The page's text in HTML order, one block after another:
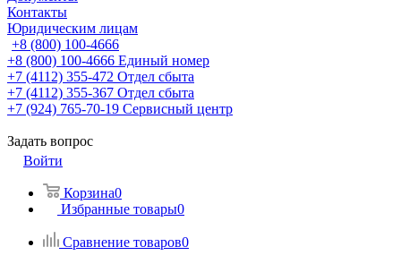
Контакты
Юридическим лицам
+8 (800) 100-4666
+8 (800) 100-4666 Единый номер
+7 (4112) 355-472 Отдел сбыта
+7 (4112) 355-367 Отдел сбыта
+7 (924) 765-70-19 Сервисный центр
Задать вопрос
Войти
Корзина0
Избранные товары0
Сравнение товаров0